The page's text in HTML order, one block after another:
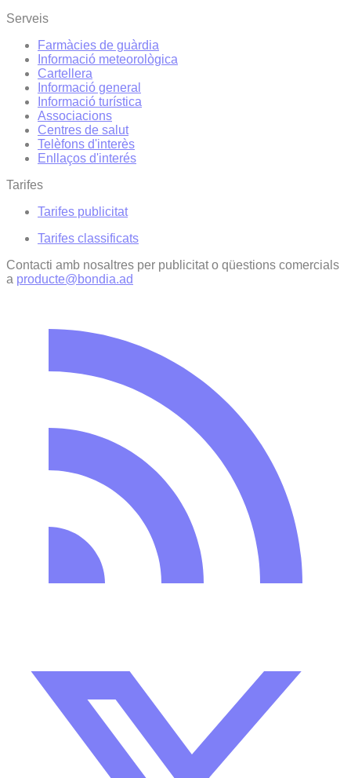
Serveis
Farmàcies de guàrdia
Informació meteorològica
Cartellera
Informació general
Informació turística
Associacions
Centres de salut
Telèfons d'interès
Enllaços d'interés
Tarifes
Tarifes publicitat
Tarifes classificats
Contacti amb nosaltres per publicitat o qüestions comercials
a producte@bondia.ad